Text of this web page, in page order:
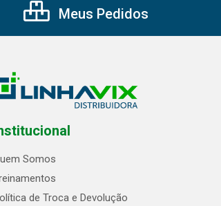
Meus Pedidos
Somos
de Troca e Devolução